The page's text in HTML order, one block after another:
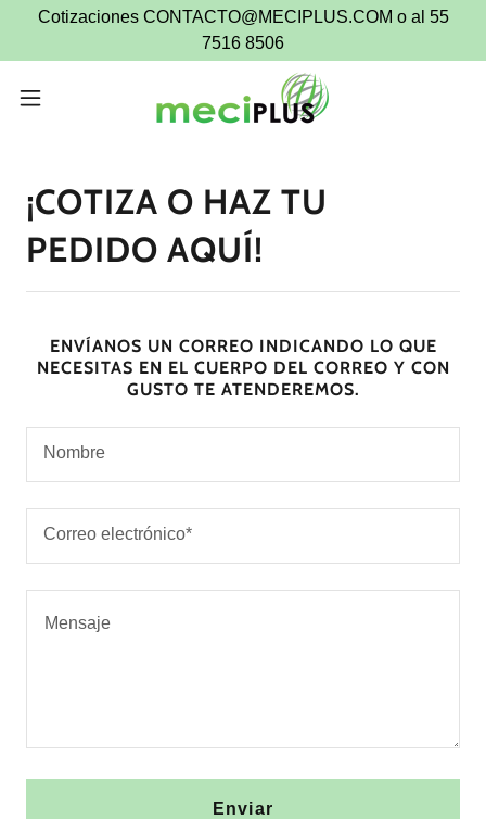
Cotizaciones CONTACTO@MECIPLUS.COM o al 55
7516 8506
¡COTIZA O HAZ TU
PEDIDO AQUÍ!
ENVÍANOS UN CORREO INDICANDO LO QUE
NECESITAS EN EL CUERPO DEL CORREO Y CON
GUSTO TE ATENDEREMOS.
Nombre
Correo electrónico*
Enviar